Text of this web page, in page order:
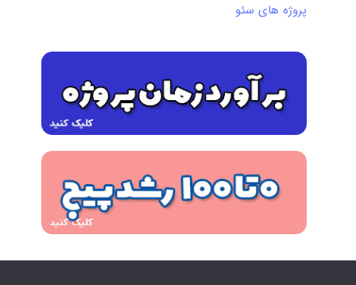
پروژه های سئو